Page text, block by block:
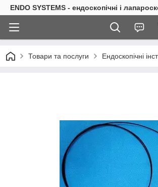
ENDO SYSTEMS - ендоскопічні і
Товари та послуги Ендоскопічні